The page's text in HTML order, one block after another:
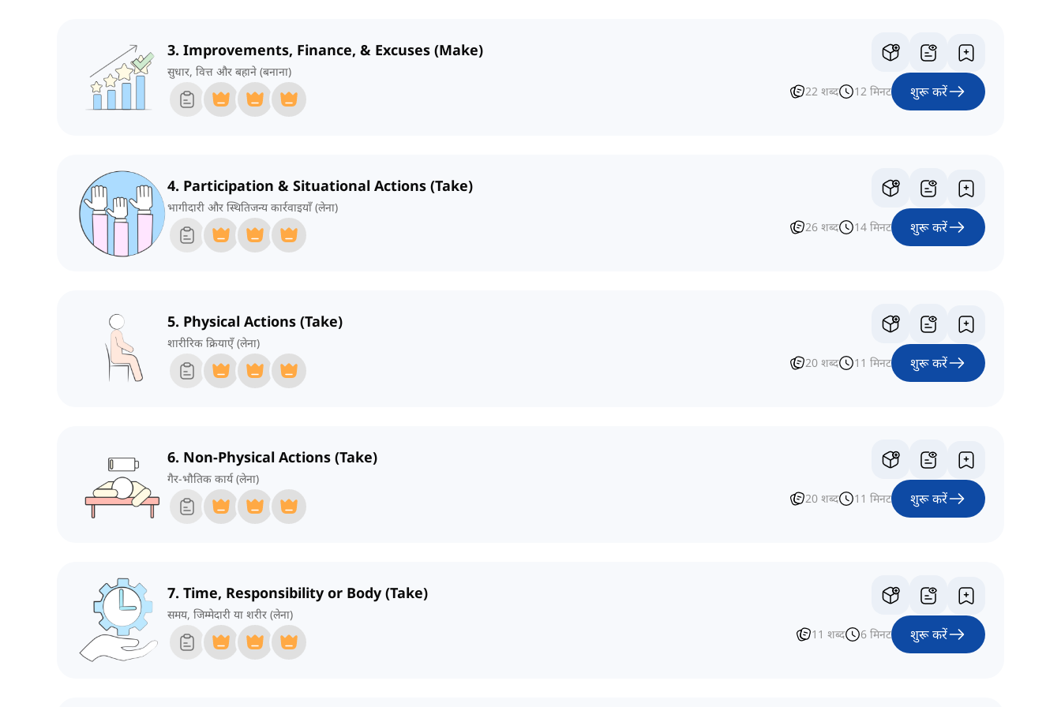
3. Improvements, Finance, & Excuses (Make)
सुधार, वित्त और बहाने (बनाना)
22 शब्द 12 मिनट शुरू करें
4. Participation & Situational Actions (Take)
भागीदारी और स्थितिजन्य कार्रवाइयाँ (लेना)
26 शब्द 14 मिनट शुरू करें
5. Physical Actions (Take)
शारीरिक क्रियाएँ (लेना)
20 शब्द 11 मिनट शुरू करें
6. Non-Physical Actions (Take)
गैर-भौतिक कार्य (लेना)
20 शब्द 11 मिनट शुरू करें
7. Time, Responsibility or Body (Take)
समय, जिम्मेदारी या शरीर (लेना)
11 शब्द 6 मिनट शुरू करें